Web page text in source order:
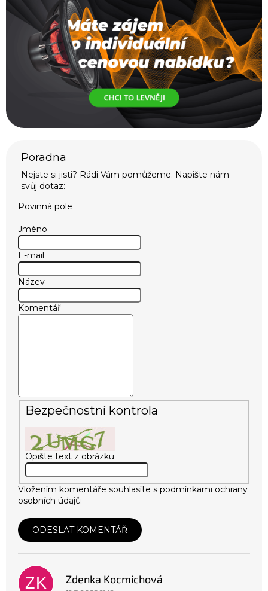
Povinná pole
Jméno
E-mail
Název
Komentář
Bezpečnostní kontrola
Opište text z obrázku
Vložením komentáře souhlasíte s podmínkami ochrany
osobních údajů
ODESLAT KOMENTÁŘ
ý
p
i ZK Zdenka Kocmichová